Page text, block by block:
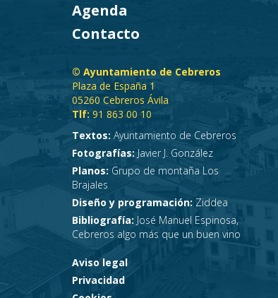
Agenda
Contacto
© Ayuntamiento de Cebreros
Plaza de España 1
05260 Cebreros Ávila
Tlf: 91 863 00 10
Textos: Ayuntamiento de Cebreros
Fotografías: Javier J. González
Planos: Grupo de montaña Los
Brajales
Diseño y programación: Ziddea
Bibliografía: José Manuel Espinosa,
Cebreros algo más que un buen vino
Aviso legal
Privacidad